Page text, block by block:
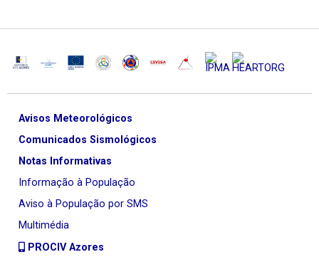
Avisos Meteorológicos
Comunicados Sismológicos
Notas Informativas
Informação à População
Aviso à População por SMS
Multimédia
PROCIV Azores